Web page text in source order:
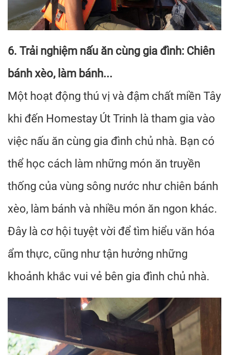
6. Trải nghiệm nấu ăn cùng gia đình: Chiên
bánh xèo, làm bánh...
Một hoạt động thú vị và đậm chất miền Tây
khi đến Homestay Út Trinh là tham gia vào
việc nấu ăn cùng gia đình chủ nhà. Bạn có
thể học cách làm những món ăn truyền
thống của vùng sông nước như chiên bánh
xèo, làm bánh và nhiều món ăn ngon khác.
Đây là cơ hội tuyệt vời để tìm hiểu văn hóa
ẩm thực, cũng như tận hưởng những
khoảnh khắc vui vẻ bên gia đình chủ nhà.